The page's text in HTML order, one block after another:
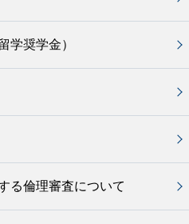
学奨学金）
る倫理審査について